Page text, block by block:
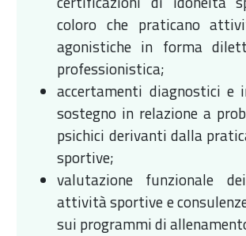
coloro che praticano
agonistiche in forma
professionistica;
accertamenti diagnostici e
sostegno in relazione a
psichici derivanti dalla
sportive;
valutazione funzionale
attività sportive e
sui programmi di